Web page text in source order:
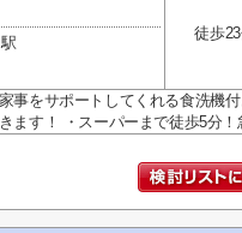
徒歩
事をサポートしてくれる食洗機
ます！ ・スーパーまで徒歩5分！